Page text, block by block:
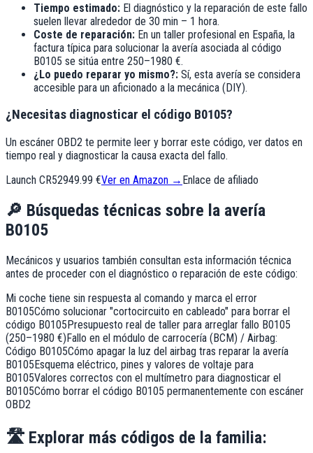
Tiempo estimado: El diagnóstico y la reparación de este fallo
suelen llevar alrededor de 30 min – 1 hora.
Coste de reparación: En un taller profesional en España, la
factura típica para solucionar la avería asociada al código
B0105 se sitúa entre 250–1980 €.
¿Lo puedo reparar yo mismo?: Sí, esta avería se considera
accesible para un aficionado a la mecánica (DIY).
¿Necesitas diagnosticar el código B0105?
Un escáner OBD2 te permite leer y borrar este código, ver datos en
tiempo real y diagnosticar la causa exacta del fallo.
Launch CR52949.99 €Ver en Amazon → Enlace de afiliado
🔎 Búsquedas técnicas sobre la avería
B0105
Mecánicos y usuarios también consultan esta información técnica
antes de proceder con el diagnóstico o reparación de este código:
Mi coche tiene sin respuesta al comando y marca el error
B0105Cómo solucionar "cortocircuito en cableado" para borrar el
código B0105Presupuesto real de taller para arreglar fallo B0105
(250–1980 €)Fallo en el módulo de carrocería (BCM) / Airbag:
Código B0105Cómo apagar la luz del airbag tras reparar la avería
B0105Esquema eléctrico, pines y valores de voltaje para
B0105Valores correctos con el multímetro para diagnosticar el
B0105Cómo borrar el código B0105 permanentemente con escáner
OBD2
🛣️ Explorar más códigos de la familia: